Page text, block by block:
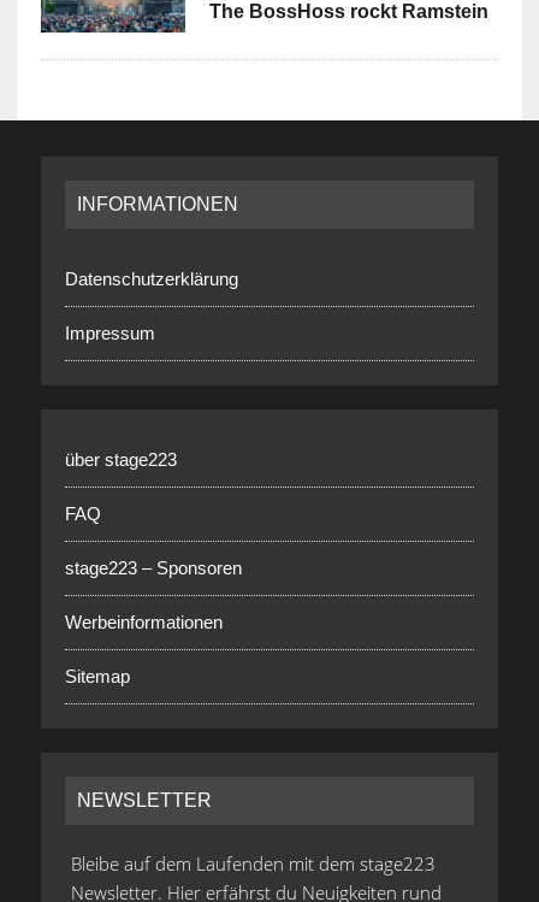
The BossHoss rockt Ramstein
INFORMATIONEN
Datenschutzerklärung
Impressum
über stage223
FAQ
stage223 – Sponsoren
Werbeinformationen
Sitemap
NEWSLETTER
Bleibe auf dem Laufenden mit dem stage223
Newsletter. Hier erfährst du Neuigkeiten rund